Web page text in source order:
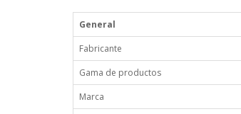
General
Fabricante
Gama de productos
Marca